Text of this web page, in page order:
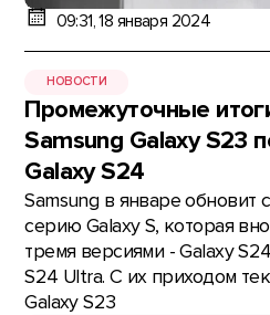
09:31, 18 января 2024
НОВОСТИ
Промежуточные
Samsung Galaxy S23
Galaxy S24
Samsung в январе обновит
серию Galaxy S, которая
тремя версиями - Galaxy
S24 Ultra. С их приходом
Galaxy S23